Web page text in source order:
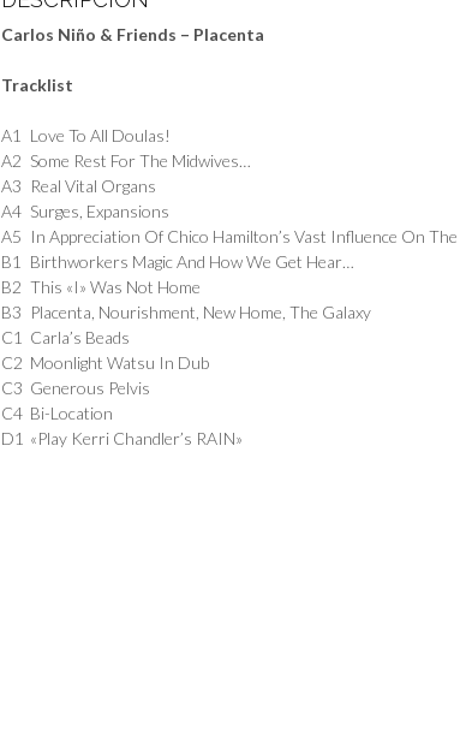
Carlos Niño & Friends – Placenta
Tracklist
A1
Love To All Doulas!
A2 Some Rest For The Midwives…
A3 Real Vital Organs
A4 Surges, Expansions
A5 In Appreciation Of Chico Hamilton’s Vast Influence On
B1
Birthworkers Magic And How We Get Hear…
B2 This «I» Was Not Home
B3 Placenta, Nourishment, New Home, The Galaxy
C1 Carla’s Beads
C2 Moonlight Watsu In Dub
C3 Generous Pelvis
C4 Bi-Location
D1 «Play Kerri Chandler’s RAIN»